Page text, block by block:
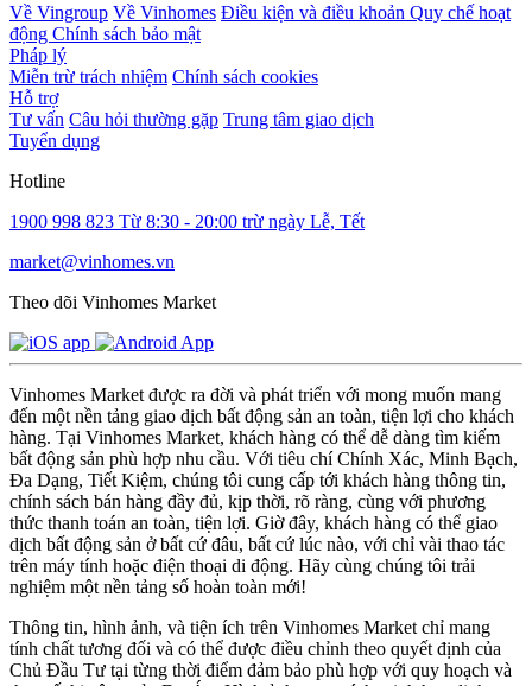
Về Vingroup Về Vinhomes Điều kiện và điều khoản Quy chế hoạt
động Chính sách bảo mật
Pháp lý
Miễn trừ trách nhiệm Chính sách cookies
Hỗ trợ
Tư vấn Câu hỏi thường gặp Trung tâm giao dịch
Tuyển dụng
Hotline
1900 998 823 Từ 8:30 - 20:00 trừ ngày Lễ, Tết
market@vinhomes.vn
Theo dõi Vinhomes Market
Vinhomes Market được ra đời và phát triển với mong muốn mang
đến một nền tảng giao dịch bất động sản an toàn, tiện lợi cho khách
hàng. Tại Vinhomes Market, khách hàng có thể dễ dàng tìm kiếm
bất động sản phù hợp nhu cầu. Với tiêu chí Chính Xác, Minh Bạch,
Đa Dạng, Tiết Kiệm, chúng tôi cung cấp tới khách hàng thông tin,
chính sách bán hàng đầy đủ, kịp thời, rõ ràng, cùng với phương
thức thanh toán an toàn, tiện lợi. Giờ đây, khách hàng có thể giao
dịch bất động sản ở bất cứ đâu, bất cứ lúc nào, với chỉ vài thao tác
trên máy tính hoặc điện thoại di động. Hãy cùng chúng tôi trải
nghiệm một nền tảng số hoàn toàn mới!
Thông tin, hình ảnh, và tiện ích trên Vinhomes Market chỉ mang
tính chất tương đối và có thể được điều chỉnh theo quyết định của
Chủ Đầu Tư tại từng thời điểm đảm bảo phù hợp với quy hoạch và